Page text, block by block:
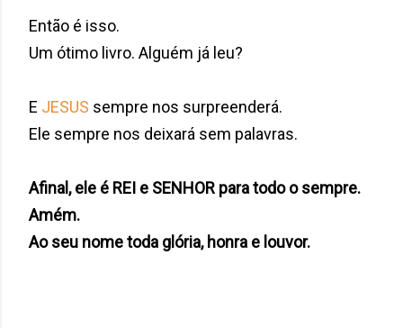
Então é isso.
Um ótimo livro. Alguém já leu?
E JESUS sempre nos surpreenderá.
Ele sempre nos deixará sem palavras.
Afinal, ele é REI e SENHOR para todo o sempre.
Amém.
Ao seu nome toda glória, honra e louvor.